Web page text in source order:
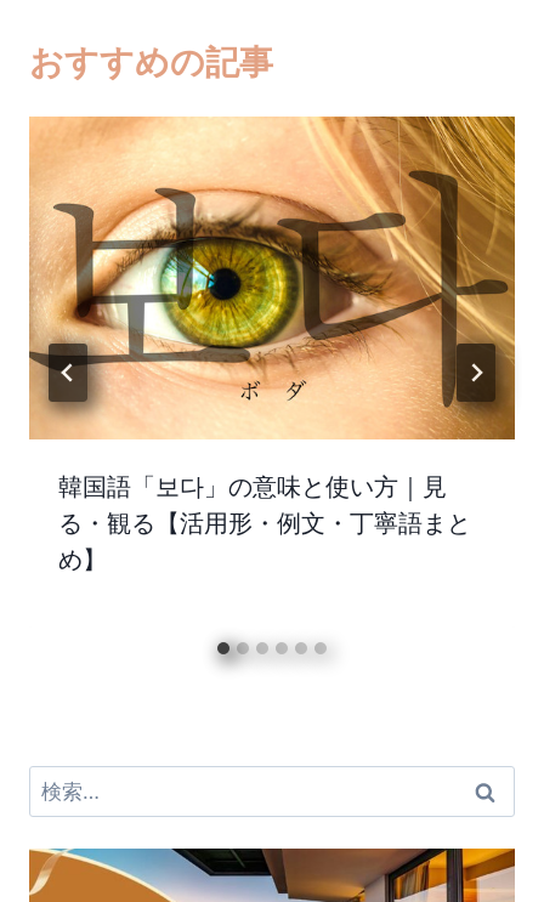
おすすめの記事
韓国語「보다」の意味と使い方｜見
る・観る【活用形・例文・丁寧語まと
め】
検
索: